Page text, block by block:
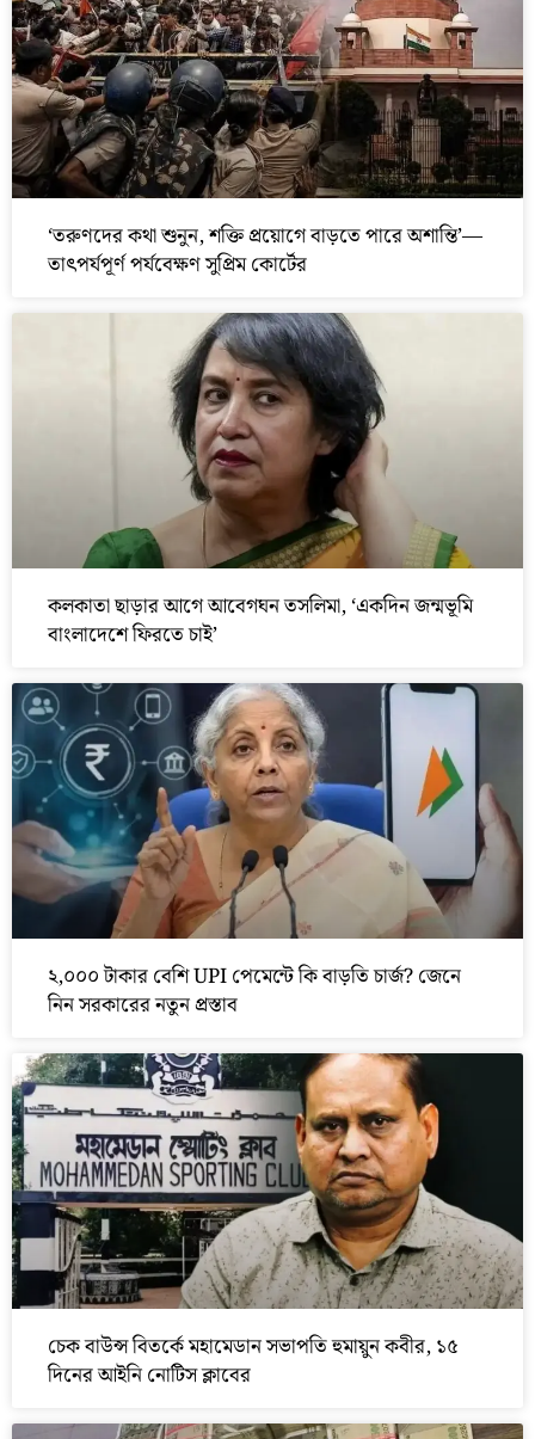
‘তরুণদের কথা শুনুন, শক্তি প্রয়োগে বাড়তে পারে অশান্তি’—
তাৎপর্যপূর্ণ পর্যবেক্ষণ সুপ্রিম কোর্টের
কলকাতা ছাড়ার আগে আবেগঘন তসলিমা, ‘একদিন জন্মভূমি
বাংলাদেশে ফিরতে চাই’
২,০০০ টাকার বেশি UPI পেমেন্টে কি বাড়তি চার্জ? জেনে
নিন সরকারের নতুন প্রস্তাব
চেক বাউন্স বিতর্কে মহামেডান সভাপতি হুমায়ুন কবীর, ১৫
দিনের আইনি নোটিস ক্লাবের